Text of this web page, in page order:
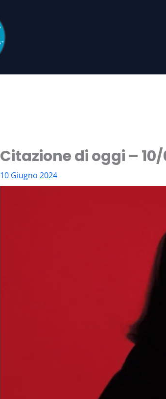
Citazione di oggi –
10 Giugno 2024